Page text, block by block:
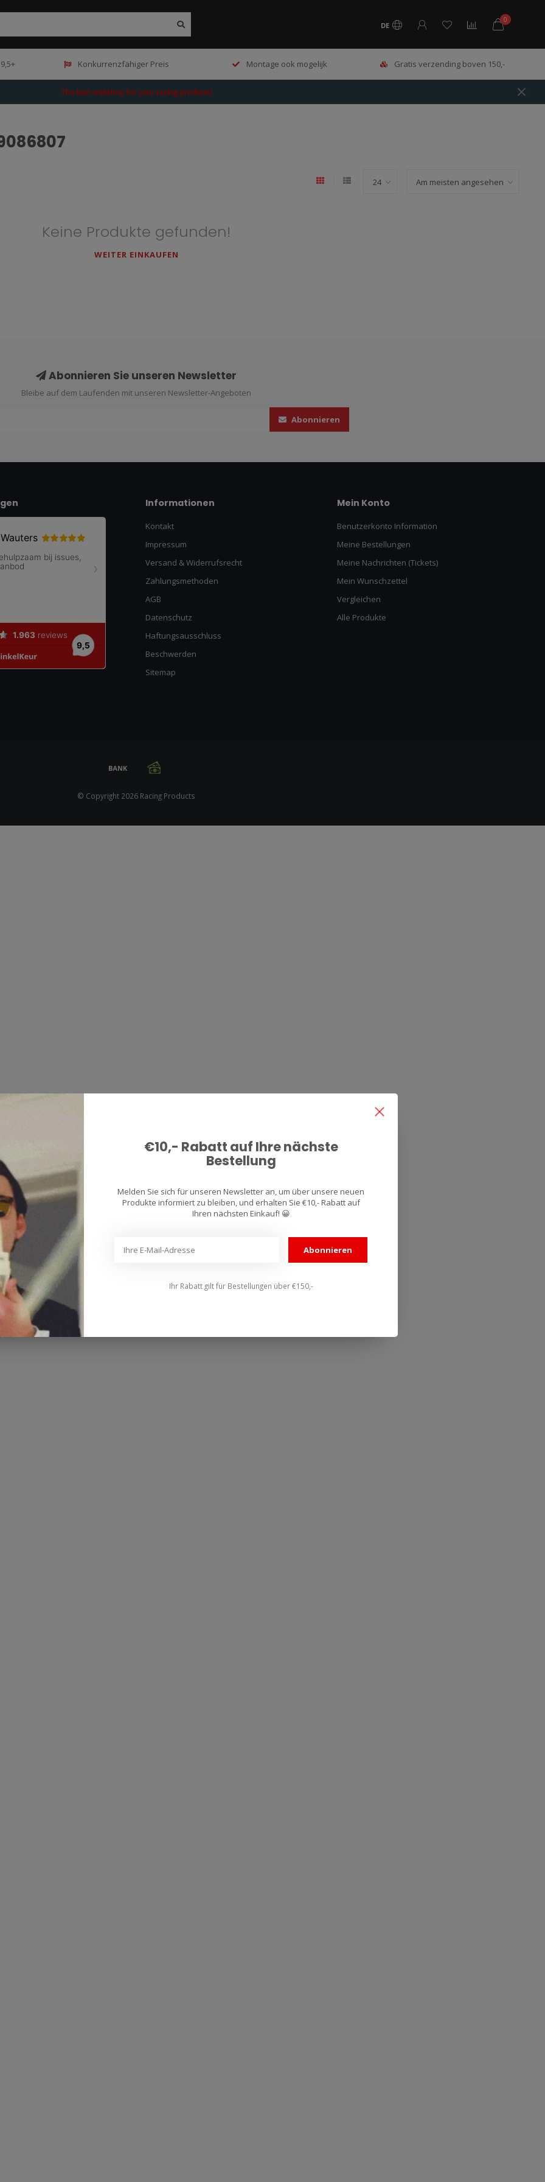
DE
0
Konkurrenzfähiger Preis Montage ook mogelijk Gratis verzending boven 150,-
The best webshop for your racing products!
Keine Produkte gefunden!
WEITER EINKAUFEN
Abonnieren Sie unseren Newsletter
Bleibe auf dem Laufenden mit unseren Newsletter-Angeboten
Abonnieren
Informationen
Kontakt
Impressum
Versand & Widerrufsrecht
Zahlungsmethoden
AGB
Datenschutz
Haftungsausschluss
Beschwerden
Sitemap
Mein Konto
Benutzerkonto Information
Meine Bestellungen
Meine Nachrichten (Tickets)
Mein Wunschzettel
Vergleichen
Alle Produkte
© Copyright 2026 Racing Products
€10,- Rabatt auf Ihre nächste
Bestellung
Melden Sie sich für unseren Newsletter an, um über unsere neuen
Produkte informiert zu bleiben, und erhalten Sie €10,- Rabatt auf
Ihren nächsten Einkauf! 😀
Abonnieren
Ihr Rabatt gilt für Bestellungen über €150,-